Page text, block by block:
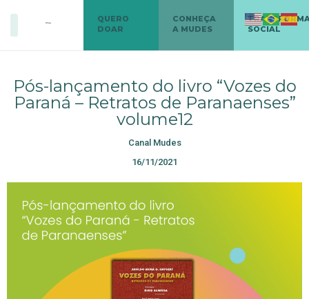
QUERO
DOAR
CONHEÇA
A MUDES
SOCIAL
Pós-lançamento do livro “Vozes do
Paraná – Retratos de Paranaenses”
volume12
Canal Mudes
16/11/2021